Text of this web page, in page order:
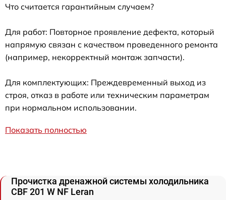
Что считается гарантийным случаем?
Для работ: Повторное проявление дефекта, который
напрямую связан с качеством проведенного ремонта
(например, некорректный монтаж запчасти).
Для комплектующих: Преждевременный выход из
строя, отказ в работе или техническим параметрам
при нормальном использовании.
Показать полностью
Прочистка дренажной системы холодильника
CBF 201 W NF Leran